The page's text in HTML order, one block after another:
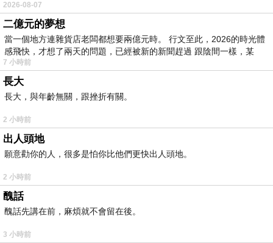
PS.若您家裡有0~4歲的小朋友，點我進入索取免
費《迪士尼美語世界試用包》
以下是 多倫多君悅飯店 - 多倫多 的介紹 如果
家旅遊省錢訂房
↓↓↓限量特優價格按鈕↓↓↓
酒店預訂費用
2026-08-07
二億元的夢想
當一個地方連雜貨店老闆都想要兩億元時。 行文至此，2026的時光體
感飛快，才想了兩天的問題，已經被新的新聞趕過 跟陰間一樣，某
7 小時前
長大
長大，與年齡無關，跟挫折有關。
2 小時前
出人頭地
願意勸你的人，很多是怕你比他們更快出人頭地。
2 小時前
醜話
醜話先講在前，麻煩就不會留在後。
3 小時前